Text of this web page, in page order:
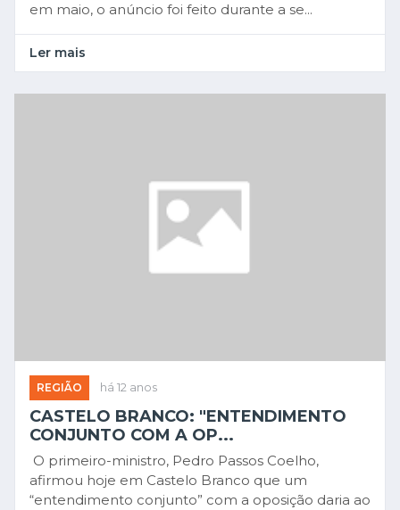
em maio, o anúncio foi feito durante a se...
Ler mais
REGIÃO há 12 anos
CASTELO BRANCO: "ENTENDIMENTO
CONJUNTO COM A OP...
O primeiro-ministro, Pedro Passos Coelho,
afirmou hoje em Castelo Branco que um
“entendimento conjunto” com a oposição daria ao